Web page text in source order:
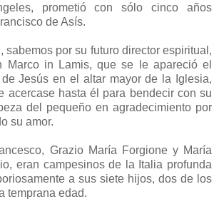
prometió con sólo cinco años
de Asís.
sabemos por su futuro director espiritual,
Marco in Lamis, que se le apareció el
Jesús en el altar mayor de la Iglesia,
acercase hasta él para bendecir con su
del pequeño en agradecimiento por
su amor.
Grazio María Forgione y María
eran campesinos de la Italia profunda
a sus siete hijos, dos de los
temprana edad.